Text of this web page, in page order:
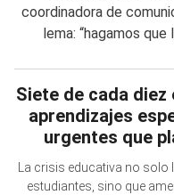
coordinadora de
lema: “hagamos
Siete de cada
aprendizajes
urgentes que
La crisis educativa no
estudiantes, sino que